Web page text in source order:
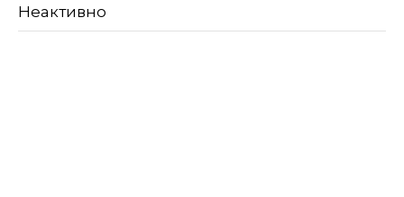
Неактивно